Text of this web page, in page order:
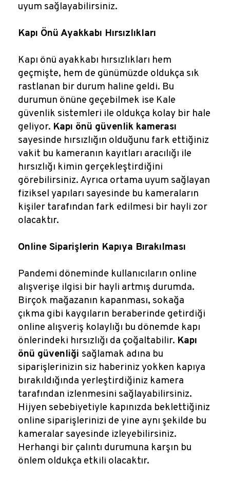
uyum sağlayabilirsiniz.
Kapı Önü Ayakkabı Hırsızlıkları
Kapı önü ayakkabı hırsızlıkları hem
geçmişte, hem de günümüzde oldukça sık
rastlanan bir durum haline geldi. Bu
durumun önüne geçebilmek ise Kale
güvenlik sistemleri ile oldukça kolay bir hale
geliyor. Kapı önü güvenlik kamerası
sayesinde hırsızlığın olduğunu fark ettiğiniz
vakit bu kameranın kayıtları aracılığı ile
hırsızlığı kimin gerçekleştirdiğini
görebilirsiniz. Ayrıca ortama uyum sağlayan
fiziksel yapıları sayesinde bu kameraların
kişiler tarafından fark edilmesi bir hayli zor
olacaktır.
Online Siparişlerin Kapıya Bırakılması
Pandemi döneminde kullanıcıların online
alışverişe ilgisi bir hayli artmış durumda.
Birçok mağazanın kapanması, sokağa
çıkma gibi kaygıların beraberinde getirdiği
online alışveriş kolaylığı bu dönemde kapı
önlerindeki hırsızlığı da çoğaltabilir. Kapı
önü güvenliği sağlamak adına bu
siparişlerinizin siz haberiniz yokken kapıya
bırakıldığında yerleştirdiğiniz kamera
tarafından izlenmesini sağlayabilirsiniz.
Hijyen sebebiyetiyle kapınızda beklettiğiniz
online siparişlerinizi de yine aynı şekilde bu
kameralar sayesinde izleyebilirsiniz.
Herhangi bir çalıntı durumuna karşın bu
önlem oldukça etkili olacaktır.